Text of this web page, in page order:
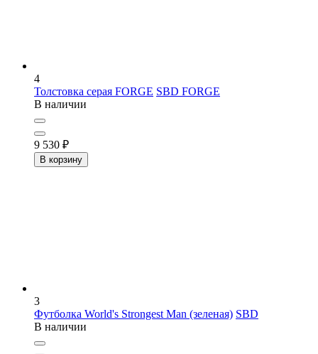
4
Толстовка серая FORGE SBD FORGE
В наличии
9 530 ₽
В корзину
3
Футболка World's Strongest Man (зеленая) SBD
В наличии